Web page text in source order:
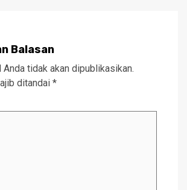
Balasan
Anda tidak akan dipublikasikan.
ditandai *